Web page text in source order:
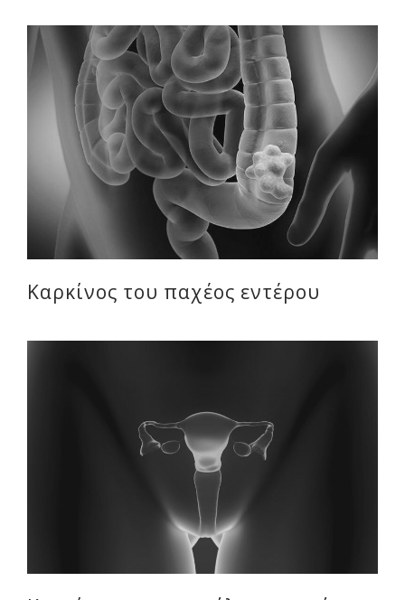
Καρκίνος του παχέος εντέρου